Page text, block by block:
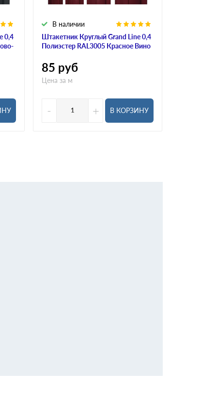
0,4
Штакетник Круглый Grand Line 0,4
Полиэстер RAL3005 Красное Вино
В наличии
85 руб
Цена за м
- + В КОРЗИНУ